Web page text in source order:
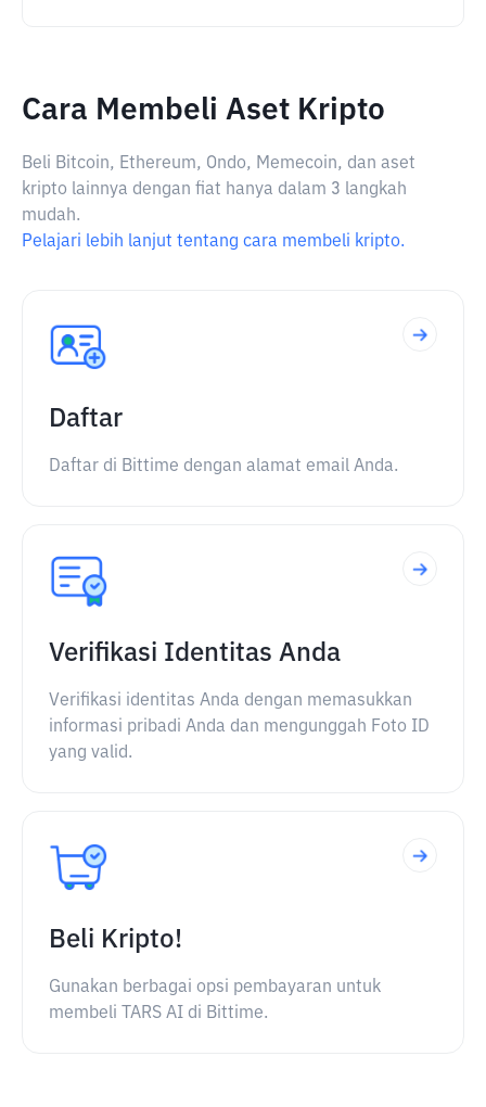
Cara Membeli Aset Kripto
Beli Bitcoin, Ethereum, Ondo, Memecoin, dan aset
kripto lainnya dengan fiat hanya dalam 3 langkah
mudah.
Pelajari lebih lanjut tentang cara membeli kripto.
Daftar
Daftar di Bittime dengan alamat email Anda.
Verifikasi Identitas Anda
Verifikasi identitas Anda dengan memasukkan
informasi pribadi Anda dan mengunggah Foto ID
yang valid.
Beli Kripto!
Gunakan berbagai opsi pembayaran untuk
membeli TARS AI di Bittime.